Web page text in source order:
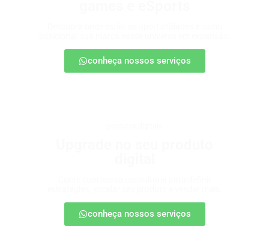
conheça nossos serviços
conheça nossos serviços